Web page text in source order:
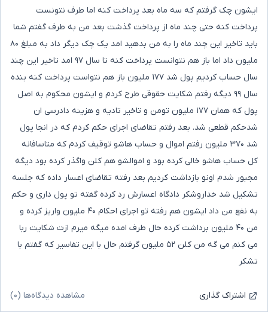
ایشون چک گرفتم که سه ماه بعد پرداخت کنه اما طرف نتونست
پرداخت کنه حتی چند ماه از پرداخت گذشت بعد من به طرف گفتم شما
باید تاخیر این چند ماه را به من بدهید امد یک چک دیگر داد به مبلغ ۸۰
ملیون داد اما باز هم نتوانست پرداخت کنه تا سال ۹۷ امد تاخیر این چند
سال حساب کردیم پول شد ۱۷۷ ملیون باز هم نتواست پرداخت کنه بنده
سال ۹۹ دیگه رفتم شکایت حقوقی طرح کردم و ایشون محکوم به اصل
پول که همان ۱۷۷ ملیون تومن و تاخیر تادیه و هزینه دادرسی ان
شدحکم قطعی شد. بعد رفتم تقاضای اجرای حکم کردم که در انجا پول
شد ۳۷۰ ملیون رفتم اموال و حساب هاشو توقیف کردم که متاسافانه
کل حساب هاشو خالی کرده بود و اموالشو هم کلن واگذر کرده بود دیگه
مجبور شدم اونو بازداشت کردیم بعد رفته تقاضای اعسار داده که جلسه
تشکیل شد خداروشکر دادگاه اعسارش رد کرده گفته تو پول داری و حکم
به نفع من داد ایشون هم رفته تو اجرای احکام ۴۰ ملیون واریز کرده و
من ۴۰ ملیون برداشت کرده حال طرف امده میگه میرم ازت شکایت ربا
می کنم می گه من کلن ۵۲ ملیون گرفتم حال با این تفاسیر که گفتم با
تشکر
اشتراک گذاری مشاهده دیدگاه‌ها (۰)